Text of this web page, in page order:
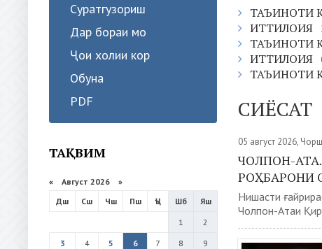
Суратгузориш
Дар бораи мо
Ҷои холии кор
Обуна
PDF
ТАҚВИМ
« Август 2026 »
Дш
Сш Чш Пш Ҷъ Шб
Яш
1
2
3
4 5 6 7 8
9
ТАЪИНОТИ
ИТТИЛОИЯ
ТАЪИНОТИ
ИТТИЛОИЯ
ТАЪИНОТИ
СИЁСАТ
05 август 2026,
ЧОЛПОН-
РОҲБАРОНИ
Нишасти
Чолпон-Атаи